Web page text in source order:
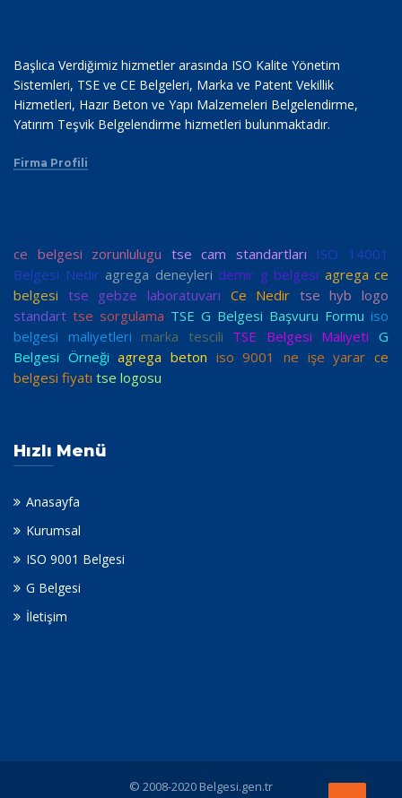
Başlıca Verdiğimiz hizmetler arasında ISO Kalite Yönetim
Sistemleri, TSE ve CE Belgeleri, Marka ve Patent Vekillik
Hizmetleri, Hazır Beton ve Yapı Malzemeleri Belgelendirme,
Yatırım Teşvik Belgelendirme hizmetleri bulunmaktadır.
Firma Profili
ce belgesi zorunlulugu tse cam standartları
ISO 14001
Belgesi Nedir agrega deneyleri demir g belgesi agrega ce
belgesi tse gebze laboratuvarı Ce Nedir tse hyb logo
standart tse sorgulama TSE G Belgesi Başvuru Formu iso
belgesi maliyetleri marka tescili TSE Belgesi Maliyeti
G
Belgesi Örneği agrega beton iso 9001 ne işe yarar ce
belgesi fiyatı tse logosu
Hızlı Menü
Anasayfa
Kurumsal
ISO 9001 Belgesi
G Belgesi
İletişim
© 2008-2020 Belgesi.gen.tr